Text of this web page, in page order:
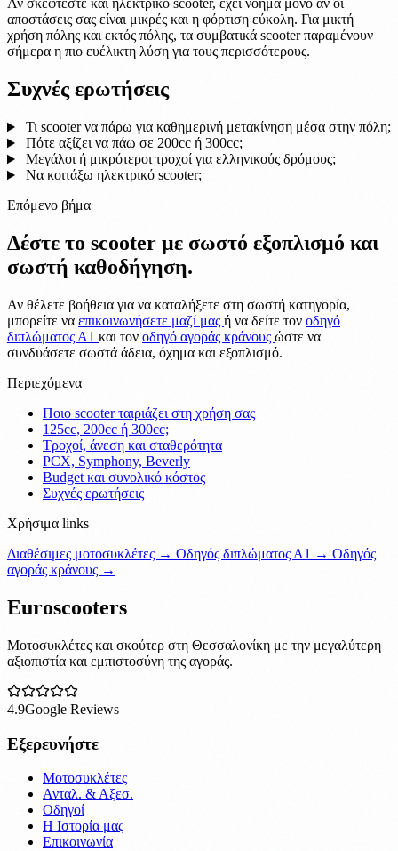
Αν σκέφτεστε και ηλεκτρικό scooter, έχει νόημα μόνο αν οι
αποστάσεις σας είναι μικρές και η φόρτιση εύκολη. Για μικτή
χρήση πόλης και εκτός πόλης, τα συμβατικά scooter παραμένουν
σήμερα η πιο ευέλικτη λύση για τους περισσότερους.
Συχνές ερωτήσεις
Τι scooter να πάρω για καθημερινή μετακίνηση μέσα στην πόλη;
Πότε αξίζει να πάω σε 200cc ή 300cc;
Μεγάλοι ή μικρότεροι τροχοί για ελληνικούς δρόμους;
Να κοιτάξω ηλεκτρικό scooter;
Επόμενο βήμα
Δέστε το scooter με σωστό εξοπλισμό και
σωστή καθοδήγηση.
Αν θέλετε βοήθεια για να καταλήξετε στη σωστή κατηγορία,
μπορείτε να επικοινωνήσετε μαζί μας ή να δείτε τον οδηγό
διπλώματος Α1 και τον οδηγό αγοράς κράνους ώστε να
συνδυάσετε σωστά άδεια, όχημα και εξοπλισμό.
Περιεχόμενα
Ποιο scooter ταιριάζει στη χρήση σας
125cc, 200cc ή 300cc;
Τροχοί, άνεση και σταθερότητα
PCX, Symphony, Beverly
Budget και συνολικό κόστος
Συχνές ερωτήσεις
Χρήσιμα links
Διαθέσιμες μοτοσυκλέτες → Οδηγός διπλώματος Α1 → Οδηγός
αγοράς κράνους →
Euroscooters
Μοτοσυκλέτες και σκούτερ στη Θεσσαλονίκη με την μεγαλύτερη
αξιοπιστία και εμπιστοσύνη της αγοράς.
4.9Google Reviews
Εξερευνήστε
Μοτοσυκλέτες
Ανταλ. & Αξεσ.
Οδηγοί
Η Ιστορία μας
Επικοινωνία